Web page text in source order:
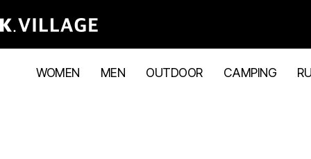
WOMEN MEN OUTDOOR CAMPING